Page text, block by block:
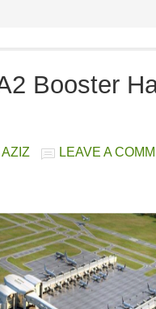
Booster
AZIZ LEAVE A